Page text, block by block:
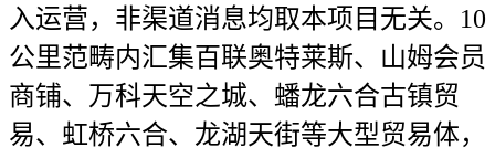
入运营，非渠道消息均取本项目无关。10
公里范畴内汇集百联奥特莱斯、山姆会员
商铺、万科天空之城、蟠龙六合古镇贸
易、虹桥六合、龙湖天街等大型贸易体，